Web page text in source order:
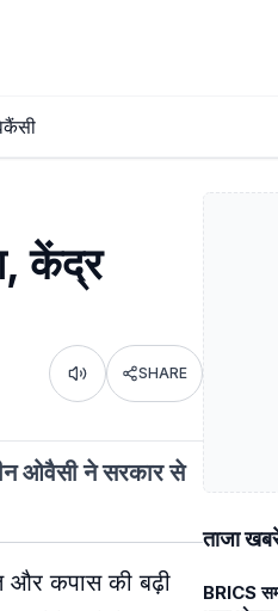
केंद्र
Listen SHARE
ओवैसी ने सरकार से
और कपास की बढ़ी
ताजा
BRICS